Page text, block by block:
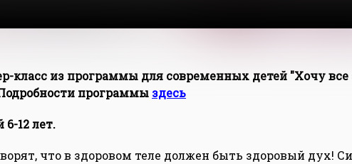
класс из программы для современных детей "Хочу все
программы здесь
6-12 лет.
что в здоровом теле должен быть здоровый дух!